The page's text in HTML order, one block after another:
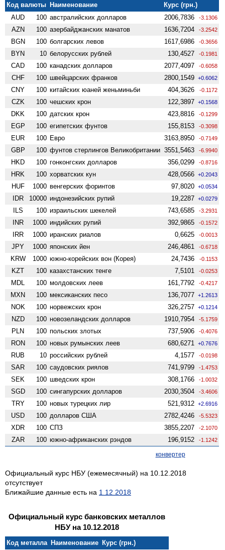
Код валюты Наименование
Курс (грн.)
AUD
100 австралийских долларов 2006,7836 -3.1306
AZN 100 азербайджанских манатов 1636,7204 -3.2542
BGN 100 болгарских левов 1617,6986 -0.3656
BYN 10 белорусских рублей 130,4527 -0.1981
CAD 100 канадских долларов 2077,4097 -0.6058
CHF 100 швейцарских франков 2800,1549 +0.6062
CNY 100 китайских юаней женьминьби 404,3626 -0.1172
CZK 100 чешских крон 122,3897 +0.1568
DKK 100 датских крон 423,8816 -0.1299
EGP 100 египетских фунтов 155,8153 -0.3098
EUR 100 Евро 3163,8950 -0.7149
GBP 100 фунтов стерлингов Велико­британии 3551,5463 -6.9940
HKD 100 гонконгских долларов 356,0299 -0.8716
HRK 100 хорватских кун 428,0566 +0.2043
HUF 1000 венгерских форинтов 97,8020 +0.0534
IDR 10000 индонезийских рупий 19,2287 +0.0279
ILS 100 израильских шекелей 743,6585 -3.2931
INR 1000 индийских рупий 392,9865 -0.1572
IRR 1000 иранских риалов 0,6625 -0.0013
JPY 1000 японских йен 246,4861 -0.6718
KRW 1000 южно-корейских вон (Корея) 24,7436 -0.1153
KZT 100 казахстанских тенге 7,5101 -0.0253
MDL 100 молдовских леев 161,7792 -0.4217
MXN 100 мексиканских песо 136,7077 +1.2613
NOK 100 норвежских крон 326,2757 +0.1214
NZD 100 ново­зеландских долларов 1910,7954 -5.1759
PLN 100 польских злотых 737,5906 -0.4076
RON 100 новых румынских леев 680,6271 +0.7676
RUB 10 российских рублей 4,1577 -0.0198
SAR 100 саудовских риялов 741,9799 -1.4753
SEK 100 шведских крон 308,1766 -1.0032
SGD 100 сингапурских долларов 2030,3504 -3.4606
TRY 100 новых турецких лир 521,9312 +2.6916
USD 100 долларов США 2782,4246 -5.5323
XDR 100 СПЗ 3855,2207 -2.1070
ZAR 100 южно-африканских рэндов 196,9152 -1.1242
конвертер
Официальный курс НБУ (ежемесячный) на 10.12.2018
отсутствует
Ближайшие данные есть на 1.12.2018
Официальный курс банковских металлов
НБУ на 10.12.2018
Код металла Наименование Курс (грн.)